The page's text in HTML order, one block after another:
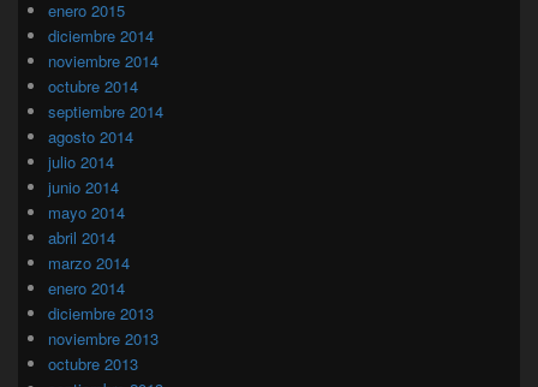
enero 2015
diciembre 2014
noviembre 2014
octubre 2014
septiembre 2014
agosto 2014
julio 2014
junio 2014
mayo 2014
abril 2014
marzo 2014
enero 2014
diciembre 2013
noviembre 2013
octubre 2013